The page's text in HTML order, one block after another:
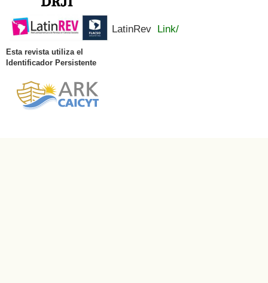
LatinRev Link/
Esta revista utiliza el
Identificador Persistente